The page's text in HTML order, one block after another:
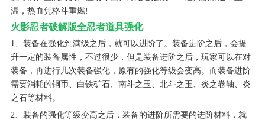
温，热血凭格斗重燃!
火影忍者破解版全忍者道具强化
1、装备在强化到满级之后，就可以进阶了。装备进阶之后，会提
升一定的装备属性，不过很少，但是装备进阶之后，玩家可以在对
装备，再进行几次装备强化，原有的强化等级会变高。而装备进阶
需要消耗的铜币、白铁矿石、南斗之玉、北斗之玉、炎之卷轴、炎
之石等材料。
2、装备的强化等级变高之后，装备的进阶所需要的进阶材料，就